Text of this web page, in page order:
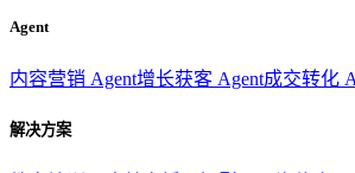
Agent
内容营销 Agent增长获客 Agent成交转化
解决方案